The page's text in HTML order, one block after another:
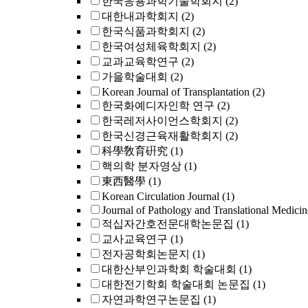
대한내과학회지 (2)
한국식품과학회지 (2)
한국여성체육학회지 (2)
교과교육학연구 (2)
가을학술대회 (2)
Korean Journal of Transplantation (2)
한국화예디자인학 연구 (2)
한국레저사이언스학회지 (2)
한국신경근육재활학회지 (2)
科學敎育硏究 (1)
핵의학 분자영상 (1)
東西醫學 (1)
Korean Circulation Journal (1)
Journal of Pathology and Translational
적십자간호전문대학논문집 (1)
교사교육연구 (1)
전자공학회논문지 (1)
대한산부인과학회 학술대회 (1)
대한전기학회 학술대회 논문집 (1)
자연과학연구논문집 (1)